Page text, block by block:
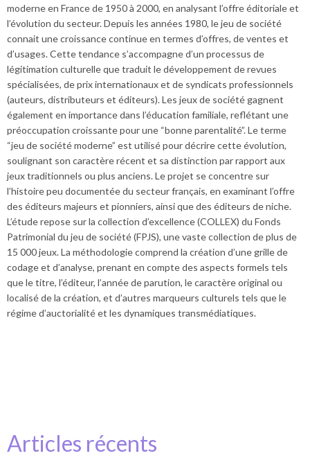
moderne en France de 1950 à 2000, en analysant l’offre éditoriale et
l’évolution du secteur. Depuis les années 1980, le jeu de société
connait une croissance continue en termes d’offres, de ventes et
d’usages. Cette tendance s’accompagne d’un processus de
légitimation culturelle que traduit le développement de revues
spécialisées, de prix internationaux et de syndicats professionnels
(auteurs, distributeurs et éditeurs). Les jeux de société gagnent
également en importance dans l’éducation familiale, reflétant une
préoccupation croissante pour une “bonne parentalité”. Le terme
“jeu de société moderne” est utilisé pour décrire cette évolution,
soulignant son caractère récent et sa distinction par rapport aux
jeux traditionnels ou plus anciens. Le projet se concentre sur
l’histoire peu documentée du secteur français, en examinant l’offre
des éditeurs majeurs et pionniers, ainsi que des éditeurs de niche.
L’étude repose sur la collection d’excellence (COLLEX) du Fonds
Patrimonial du jeu de société (FPJS), une vaste collection de plus de
15 000 jeux. La méthodologie comprend la création d’une grille de
codage et d’analyse, prenant en compte des aspects formels tels
que le titre, l’éditeur, l’année de parution, le caractère original ou
localisé de la création, et d’autres marqueurs culturels tels que le
régime d’auctorialité et les dynamiques transmédiatiques.
Articles récents